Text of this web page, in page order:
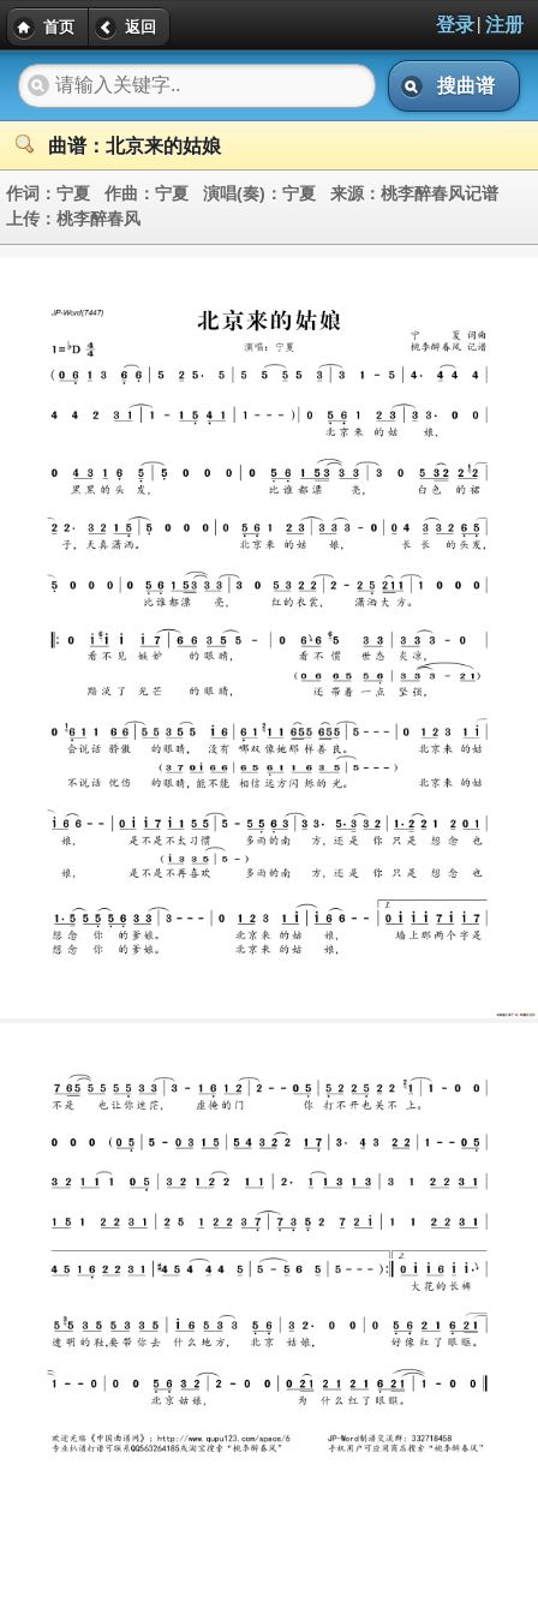
首页 返回 登录| 注册
搜曲谱
曲谱：北京来的姑娘
作词： 宁夏 作曲： 宁夏 演唱(奏)： 宁夏 来源： 桃李醉春风记谱
上传： 桃李醉春风